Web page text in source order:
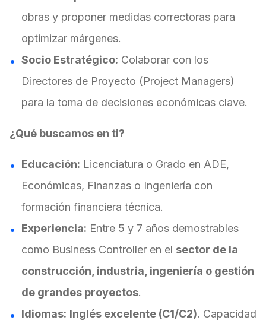
obras y proponer medidas correctoras para
optimizar márgenes.
Socio Estratégico: Colaborar con los
Directores de Proyecto (Project Managers)
para la toma de decisiones económicas clave.
¿Qué buscamos en ti?
Educación: Licenciatura o Grado en ADE,
Económicas, Finanzas o Ingeniería con
formación financiera técnica.
Experiencia: Entre 5 y 7 años demostrables
como Business Controller en el sector de la
construcción, industria, ingeniería o gestión
de grandes proyectos.
Idiomas: Inglés excelente (C1/C2). Capacidad